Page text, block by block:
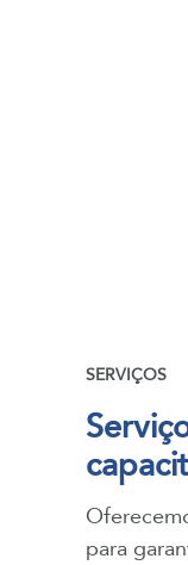
SERVIÇOS
para